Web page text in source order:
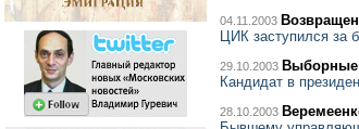
04.11.2003
ЦИК заступился за
29.10.2003
Кандидат в
28.10.2003